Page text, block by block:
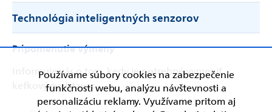
Používame súbory cookies na zabezpečenie
funkčnosti webu, analýzu návštevnosti a
personalizáciu reklamy. Využívame pritom aj
Technológia inteligentných senzorov
Pripomenutie výmeny
Informuje vás o tom, kedy je potrebné vymeniť
kefkový nadstavec